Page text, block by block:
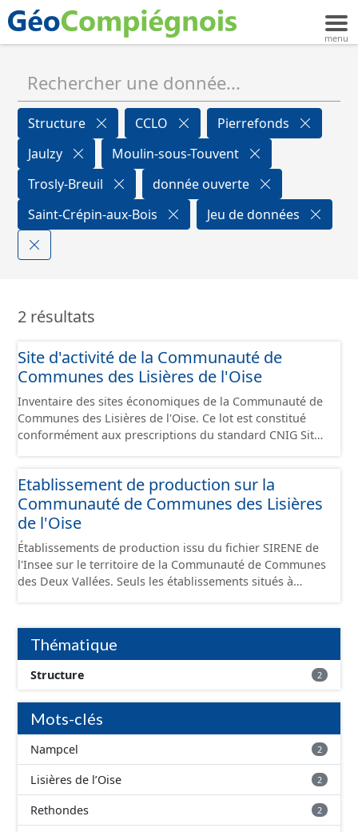
Structure CCLO
Pierrefonds
Jaulzy
Moulin-sous-Touvent
Trosly-Breuil
donnée ouverte
Saint-Crépin-aux-Bois
Jeu de données
2 résultats
Site d'activité de la Communauté de
Communes des Lisières de l'Oise
Inventaire des sites économiques de la Communauté de
Communes des Lisières de l'Oise. Ce lot est constitué
conformément aux prescriptions du standard CNIG Sites
Etablissement de production sur la
Communauté de Communes des Lisières
de l'Oise
Établissements de production issu du fichier SIRENE de
l'Insee sur le territoire de la Communauté de Communes
des Deux Vallées. Seuls les établissements situés à
conformément aux prescriptions du standard CNIG Sites
Économiques. Ce lot ne contient pas la référence aux
terrains à vocation économique à ce jour. Il est filtré au-
delà des prescriptions du CNIG se limitant aux SCI.
Thématique
Structure 2
Mots-clés
Nampcel 2
Lisières de l’Oise 2
Rethondes 2